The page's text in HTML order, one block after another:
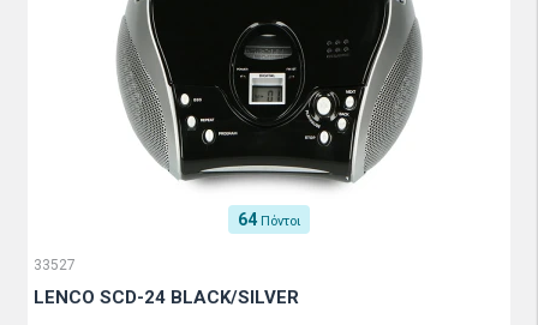
64 Πόντοι
33527
LENCO SCD-24 BLACK/SILVER